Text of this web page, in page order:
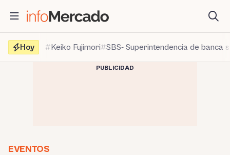
contenido
Hoy
Keiko Fujimori SBS- Superintendencia de banca
PUBLICIDAD
EVENTOS